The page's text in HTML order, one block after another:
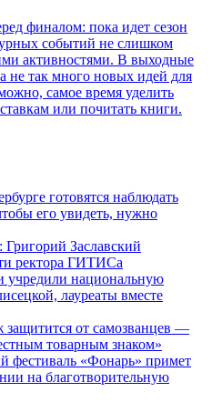
финалом: пока идет сезон
событий не слишком
активностями. В выходные
не так много новых идей для
самое время уделить
или почитать книги.
готовятся наблюдать
его увидеть, нужно
Заславский
ректора ГИТИСа
учредили национальную
лауреаты вместе
от самозванцев —
товарным знаком»
фестиваль «Фонарь» примет
на благотворительную